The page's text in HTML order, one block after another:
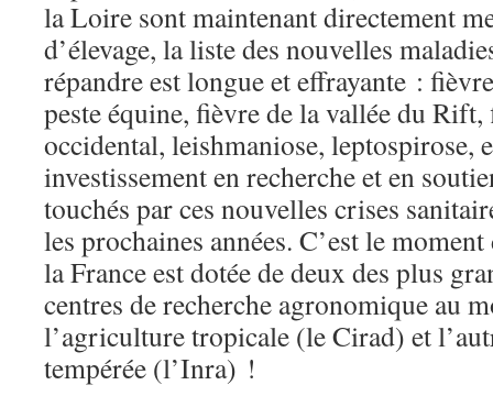
la Loire sont maintenant directement
d’élevage, la liste des nouvelles
répandre est longue et effrayante :
peste équine, fièvre de la vallée du
occidental, leishmaniose, leptospirose,
investissement en recherche et en
touchés par ces nouvelles crises
les prochaines années. C’est le
la France est dotée de deux des plus
centres de recherche agronomique au
l’agriculture tropicale (le Cirad) et
tempérée (l’Inra) !